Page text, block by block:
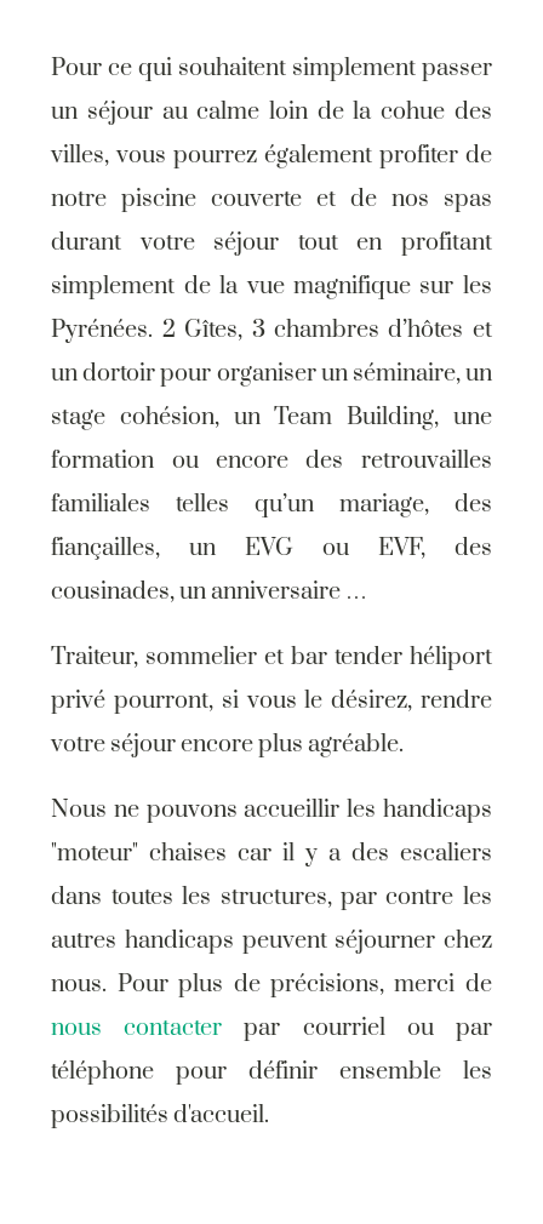
Pour ce qui souhaitent simplement passer
un séjour au calme loin de la cohue des
villes, vous pourrez également profiter de
notre piscine couverte et de nos spas
durant votre séjour tout en profitant
simplement de la vue magnifique sur les
Pyrénées. 2 Gîtes, 3 chambres d’hôtes et
un dortoir pour organiser un séminaire, un
stage cohésion, un Team Building, une
formation ou encore des retrouvailles
familiales telles qu’un mariage, des
fiançailles, un EVG ou EVF, des
cousinades, un anniversaire …
Traiteur, sommelier et bar tender héliport
privé pourront, si vous le désirez, rendre
votre séjour encore plus agréable.
Nous ne pouvons accueillir les handicaps
"moteur" chaises car il y a des escaliers
dans toutes les structures, par contre les
autres handicaps peuvent séjourner chez
nous. Pour plus de précisions, merci de
nous contacter par courriel ou par
téléphone pour définir ensemble les
possibilités d'accueil.